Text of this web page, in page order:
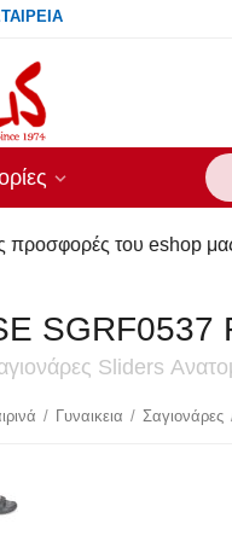
του eshop μας αυτή την
SGRF0537
Sliders
/ Γυναικεια / Σαγιονάρες